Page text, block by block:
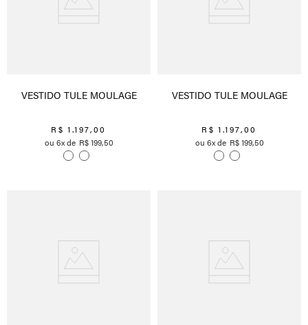
VESTIDO TULE MOULAGE
R$ 1.197,00
6
R$199,50
VESTIDO TULE MOULAGE
R$ 1.197,00
6
R$199,50